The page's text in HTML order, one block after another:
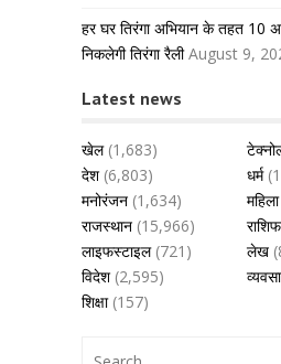
हर घर तिरंगा अभियान के तहत 10
निकलेगी तिरंगा रैली August 9,
Latest news
खेल(1,683)
देश(6,803) धर्म
मनोरंजन (1,634)
राजस्थान (15,966)
लाइफस्टाइल(721) लेख
विदेश(2,595)
शिक्षा(157)